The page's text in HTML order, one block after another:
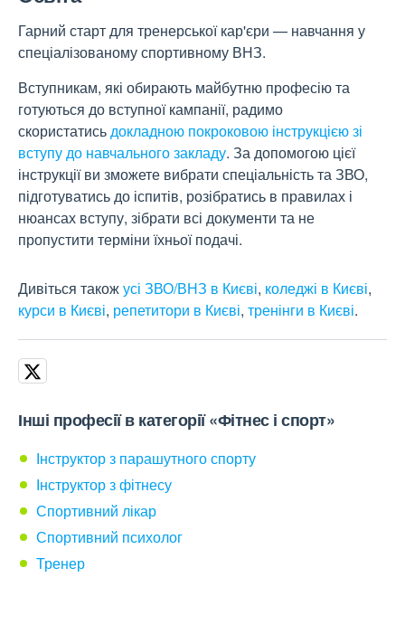
Гарний старт для тренерської кар'єри — навчання у
спеціалізованому спортивному ВНЗ.
Вступникам, які обирають майбутню професію та
готуються до вступної кампанії, радимо
скористатисьдокладною покроковою інструкцією зі
вступу до навчального закладу. За допомогою цієї
інструкції ви зможете вибрати спеціальність та ЗВО,
підготуватись до іспитів, розібратись в правилах і
нюансах вступу, зібрати всі документи та не
пропустити терміни їхньої подачі.
Дивіться такожусі ЗВО/ВНЗ в Києві, коледжі в Києві,
курси в Києві, репетитори в Києві, тренінги в Києві.
Інші професії в категорії «Фітнес і спорт»
Інструктор з парашутного спорту
Інструктор з фітнесу
Спортивний лікар
Спортивний психолог
Тренер